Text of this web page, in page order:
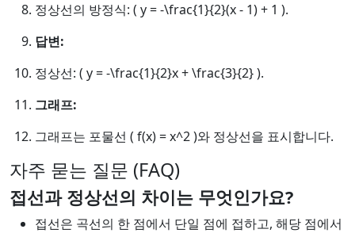
정상선의 방정식: ( y = -\frac{1}{2}(x - 1) + 1 ).
답변:
정상선: ( y = -\frac{1}{2}x + \frac{3}{2} ).
그래프:
그래프는 포물선 ( f(x) = x^2 )와 정상선을 표시합니다.
자주 묻는 질문 (FAQ)
접선과 정상선의 차이는 무엇인가요?
접선은 곡선의 한 점에서 단일 점에 접하고, 해당 점에서